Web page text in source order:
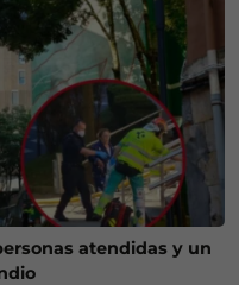
atendidas y un